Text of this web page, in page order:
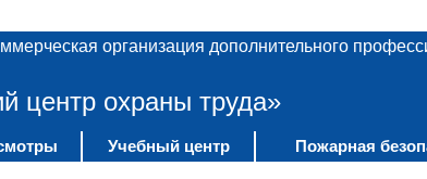
организация дополнительного
центр охраны труда»
Учебный центр Пожарная